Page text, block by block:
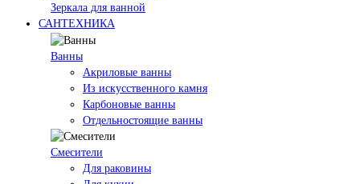
Зеркала для ванной
САНТЕХНИКА
Ванны
Акриловые ванны
Из искусственного камня
Карбоновые ванны
Отдельностоящие ванны
Смесители
Для раковины